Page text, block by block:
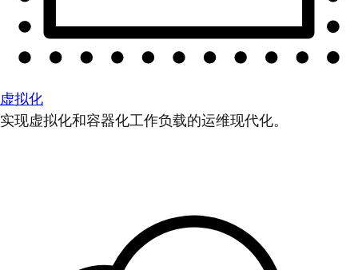
虚拟化
实现虚拟化和容器化工作负载的运维现代化。